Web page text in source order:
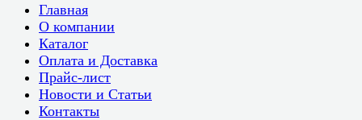
Главная
О компании
Каталог
Оплата и Доставка
Прайс-лист
Новости и Статьи
Контакты